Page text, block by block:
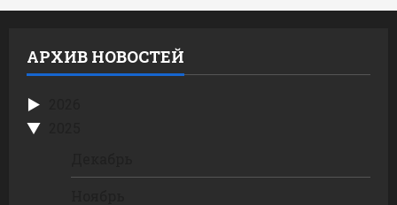
АРХИВ НОВОСТЕЙ